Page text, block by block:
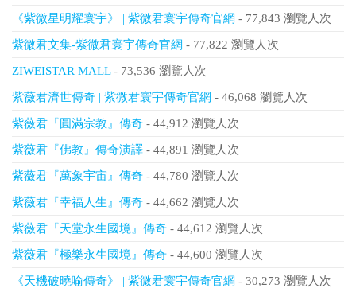
《紫微星明耀寰宇》 | 紫微君寰宇傳奇官網 - 77,843 瀏覽人次
紫微君文集-紫微君寰宇傳奇官網 - 77,822 瀏覽人次
ZIWEISTAR MALL- 73,536 瀏覽人次
紫薇君濟世傳奇 | 紫微君寰宇傳奇官網 - 46,068 瀏覽人次
紫薇君『圓滿宗教』傳奇 - 44,912 瀏覽人次
紫薇君『佛教』傳奇演譯 - 44,891 瀏覽人次
紫薇君『萬象宇宙』傳奇 - 44,780 瀏覽人次
紫薇君『幸福人生』傳奇 - 44,662 瀏覽人次
紫薇君『天堂永生國境』傳奇 - 44,612 瀏覽人次
紫薇君『極樂永生國境』傳奇 - 44,600 瀏覽人次
《天機破曉喻傳奇》 | 紫微君寰宇傳奇官網 - 30,273 瀏覽人次